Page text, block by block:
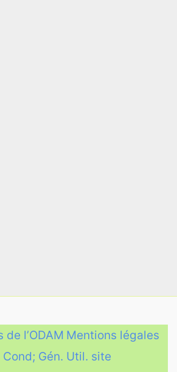
de l’ODAM Mentions légales
Cond; Gén. Util. site